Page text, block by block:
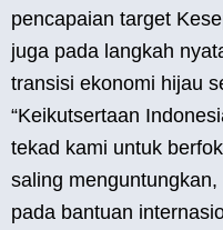
pencapaian target
juga pada langkah
transisi ekonomi hijau
“Keikutsertaan
tekad kami untuk
saling
pada bantuan